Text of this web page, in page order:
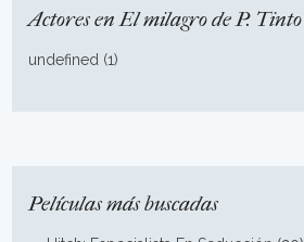
Actores en El milagro de P. Tinto
undefined (1)
Películas más buscadas